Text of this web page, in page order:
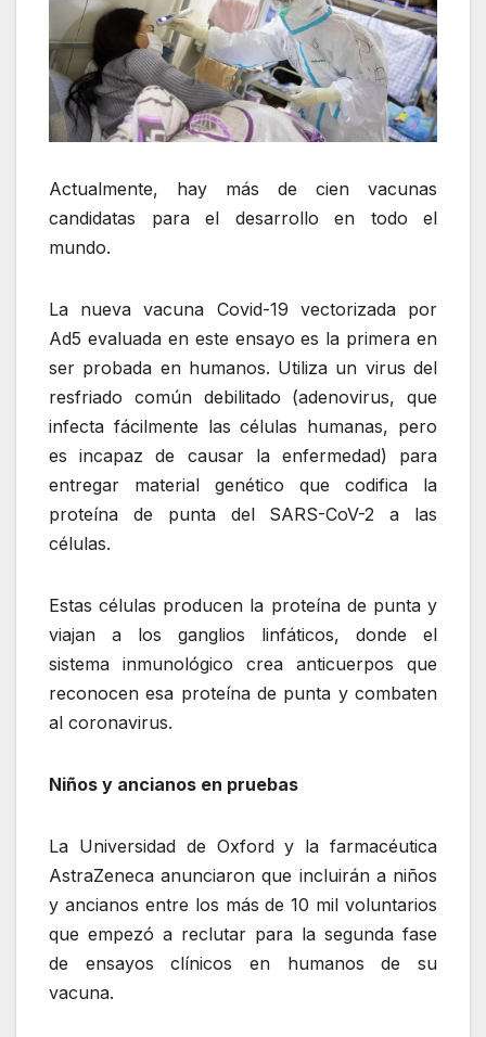
Actualmente, hay más de cien vacunas
candidatas para el desarrollo en todo el
mundo.
La nueva vacuna Covid-19 vectorizada por
Ad5 evaluada en este ensayo es la primera en
ser probada en humanos. Utiliza un virus del
resfriado común debilitado (adenovirus, que
infecta fácilmente las células humanas, pero
es incapaz de causar la enfermedad) para
entregar material genético que codifica la
proteína de punta del SARS-CoV-2 a las
células.
Estas células producen la proteína de punta y
viajan a los ganglios linfáticos, donde el
sistema inmunológico crea anticuerpos que
reconocen esa proteína de punta y combaten
al coronavirus.
Niños y ancianos en pruebas
La Universidad de Oxford y la farmacéutica
AstraZeneca anunciaron que incluirán a niños
y ancianos entre los más de 10 mil voluntarios
que empezó a reclutar para la segunda fase
de ensayos clínicos en humanos de su
vacuna.